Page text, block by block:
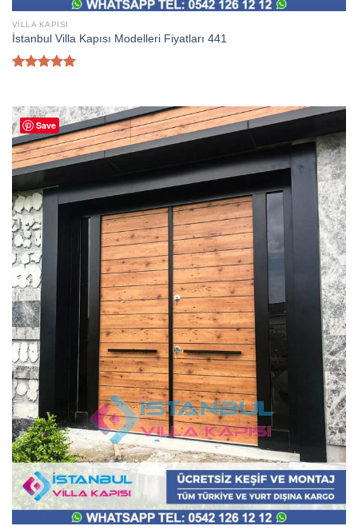
VILLA KAPISI
İstanbul Villa Kapısı Modelleri Fiyatları 441
aldı
Save